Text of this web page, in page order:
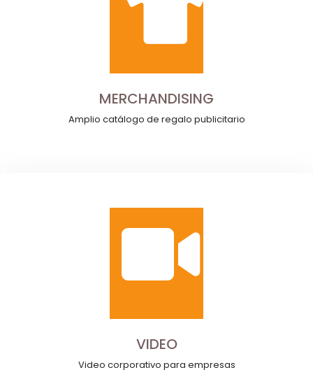
MERCHANDISING
Amplio catálogo de regalo publicitario
VIDEO
Video corporativo para empresas